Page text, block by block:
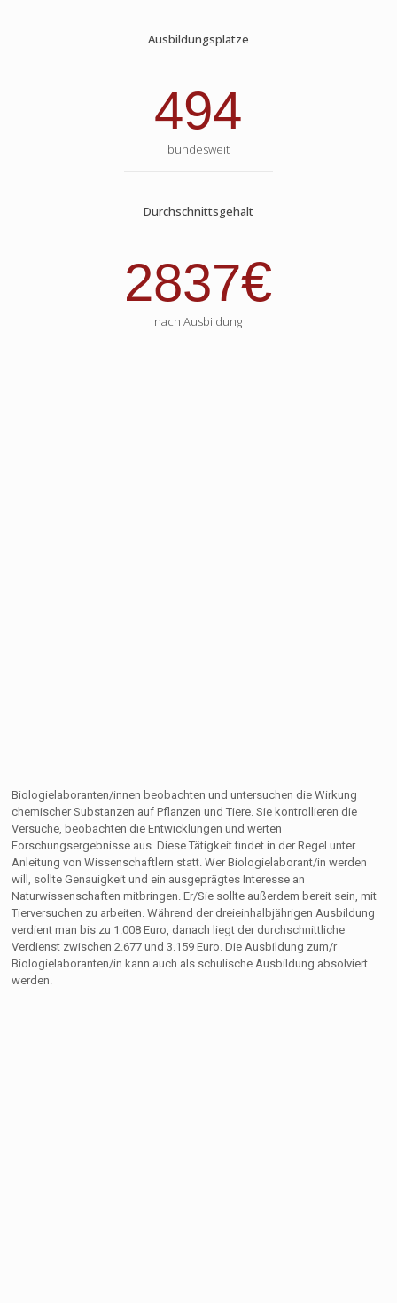
Ausbildungsplätze
494
bundesweit
Durchschnittsgehalt
2837€
nach Ausbildung
Biologielaboranten/innen beobachten und untersuchen die Wirkung
chemischer Substanzen auf Pflanzen und Tiere. Sie kontrollieren die
Versuche, beobachten die Entwicklungen und werten
Forschungsergebnisse aus. Diese Tätigkeit findet in der Regel unter
Anleitung von Wissenschaftlern statt. Wer Biologielaborant/in werden
will, sollte Genauigkeit und ein ausgeprägtes Interesse an
Naturwissenschaften mitbringen. Er/Sie sollte außerdem bereit sein, mit
Tierversuchen zu arbeiten. Während der dreieinhalbjährigen Ausbildung
verdient man bis zu 1.008 Euro, danach liegt der durchschnittliche
Verdienst zwischen 2.677 und 3.159 Euro. Die Ausbildung zum/r
Biologielaboranten/in kann auch als schulische Ausbildung absolviert
werden.